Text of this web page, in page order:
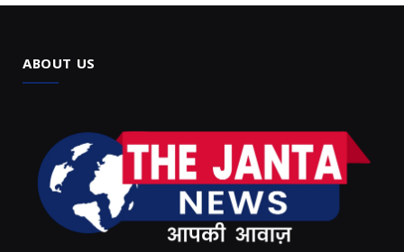
ABOUT US